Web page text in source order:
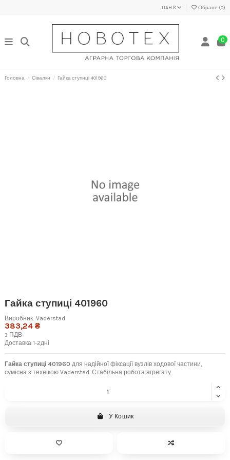
UAH ₴ Обране (0)
0
Головна Сівалки Гайка ступиці 401960
Гайка ступиці 401960
Виробник: Vaderstad
383,24 ₴
з ПДВ
Доставка 1-2дні
Гайка ступиці 401960 для надійної фіксації вузлів ходової частини,
сумісна з технікою Vaderstad. Стабільна робота агрегату.
У Кошик